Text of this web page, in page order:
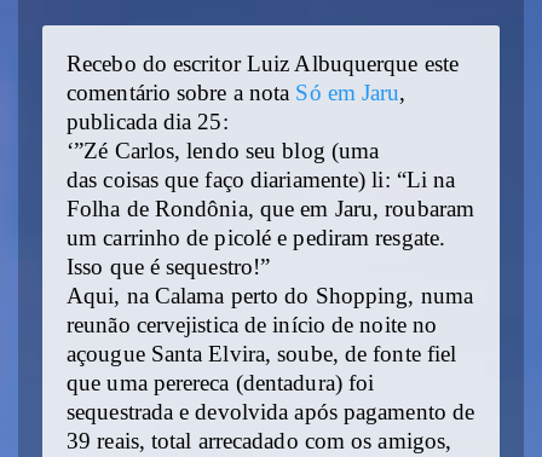
Recebo do escritor Luiz Albuquerque este
comentário sobre a nota Só em Jaru,
publicada dia 25:
‘”Zé Carlos, lendo seu blog (uma
das coisas que faço diariamente) li: “Li na
Folha de Rondônia, que em Jaru, roubaram
um carrinho de picolé e pediram resgate.
Isso que é sequestro!”
Aqui, na Calama perto do Shopping, numa
reunão cervejistica de início de noite no
açougue Santa Elvira, soube, de fonte fiel
que uma perereca (dentadura) foi
sequestrada e devolvida após pagamento de
39 reais, total arrecadado com os amigos,